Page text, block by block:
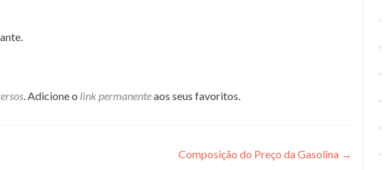
. Adicione o link permanenteaos seus favoritos.
Composição do Preço da Gasolina →